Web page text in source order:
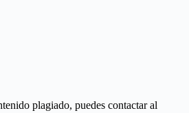
plagiado, puedes contactar al